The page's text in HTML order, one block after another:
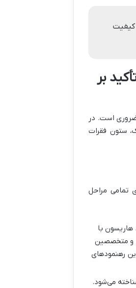
کیفیت
بر
است. در
ستون فقرات
تمامی مراحل
با
و متخصصین
رهنمودهای
می‌شود.